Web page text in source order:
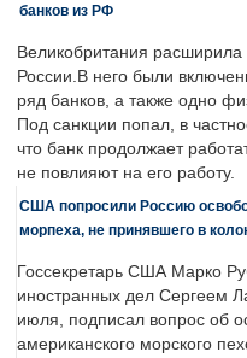
банков из РФ
Великобритания
России.В него были
ряд банков, а также одно
Под санкции попал, в
что банк продолжает
не повлияют на его работу.
США попросили Россию
морпеха, не принявшего в
Госсекретарь США Марко
иностранных дел Сергеем
июля, подписал вопрос об
американского морского